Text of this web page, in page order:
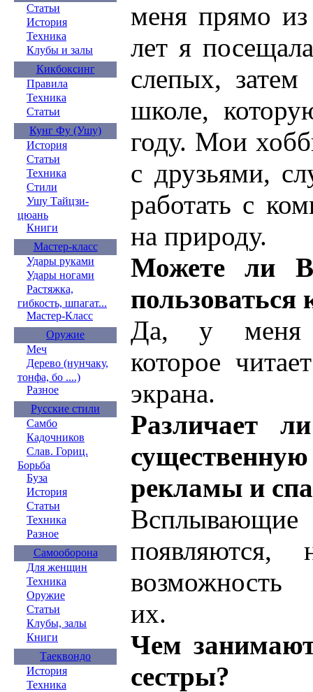
Статьи
История
Техника
Клубы и залы
Кикбоксинг
Правила
Техника
Статьи
Кунг Фу (Ушу)
История
Статьи
Техника
Стили
Ушу Тайцзи-
цюань
Книги
Мастер-класс
Удары руками
Удары ногами
Растяжка,
гибкость, шпагат...
Мастер-Класс
Оружие
Меч
Дерево (нунчаку,
тонфа, бо ....)
Разное
Русские стили
Самбо
Кадочников
Слав. Гориц.
Борьба
Буза
История
Статьи
Техника
Разное
Самооборона
Для женщин
Техника
Оружие
Статьи
Клубы, залы
Книги
Таеквондо
История
Техника
меня прямо
лет я
слепых,
школе,
году. Мои
с друзьями,
работать с
на природу.
Можете ли
Да, у меня
которое
экрана.
Различает
рекламы и
возможность
их.
Чем
сестры?